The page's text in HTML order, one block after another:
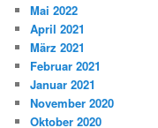
Mai 2022
April 2021
März 2021
Februar 2021
Januar 2021
November 2020
Oktober 2020